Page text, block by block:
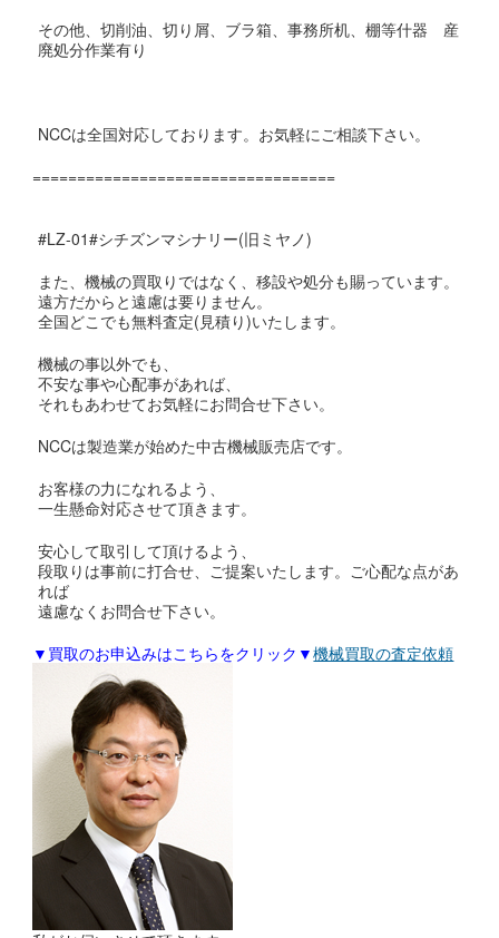
その他、切削油、切り屑、ブラ箱、事務所机、棚等什器 産
廃処分作業有り
NCCは全国対応しております。お気軽にご相談下さい。
==================================
#LZ-01#シチズンマシナリー(旧ミヤノ)
また、機械の買取りではなく、移設や処分も賜っています。
遠方だからと遠慮は要りません。
全国どこでも無料査定(見積り)いたします。
機械の事以外でも、
不安な事や心配事があれば、
それもあわせてお気軽にお問合せ下さい。
NCCは製造業が始めた中古機械販売店です。
お客様の力になれるよう、
一生懸命対応させて頂きます。
安心して取引して頂けるよう、
段取りは事前に打合せ、ご提案いたします。ご心配な点があ
れば
遠慮なくお問合せ下さい。
▼買取のお申込みはこちらをクリック▼機械買取の査定依頼